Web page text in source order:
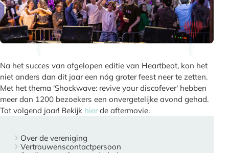
Na het succes van afgelopen editie van Heartbeat, kon het
niet anders dan dit jaar een nóg groter feest neer te zetten.
Met het thema 'Shockwave: revive your discofever' hebben
meer dan 1200 bezoekers een onvergetelijke avond gehad.
Tot volgend jaar! Bekijk hierde aftermovie.
Over de vereniging
Vertrouwenscontactpersoon